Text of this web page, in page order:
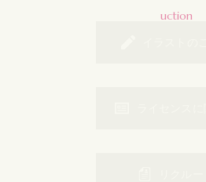
uction